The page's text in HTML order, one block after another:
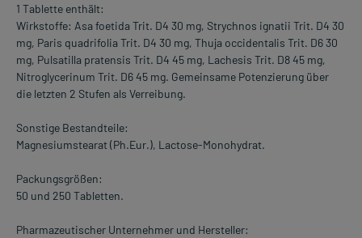
1 Tablette enthält:
Wirkstoffe: Asa foetida Trit. D4 30 mg, Strychnos ignatii Trit. D4 30
mg, Paris quadrifolia Trit. D4 30 mg, Thuja occidentalis Trit. D6 30
mg, Pulsatilla pratensis Trit. D4 45 mg, Lachesis Trit. D8 45 mg,
Nitroglycerinum Trit. D6 45 mg. Gemeinsame Potenzierung über
die letzten 2 Stufen als Verreibung.
Sonstige Bestandteile:
Magnesiumstearat (Ph.Eur.), Lactose-Monohydrat.
Packungsgrößen:
50 und 250 Tabletten.
Pharmazeutischer Unternehmer und Hersteller: